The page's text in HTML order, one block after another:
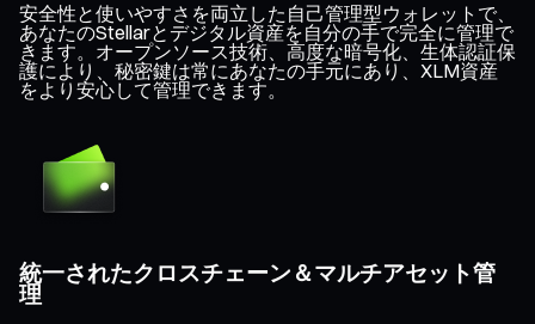
安全性と使いやすさを両立した自己管理型ウォレットで、
あなたのStellarとデジタル資産を自分の手で完全に管理で
きます。オープンソース技術、高度な暗号化、生体認証保
護により、秘密鍵は常にあなたの手元にあり、XLM資産
をより安心して管理できます。
統一されたクロスチェーン＆マルチアセット管
理